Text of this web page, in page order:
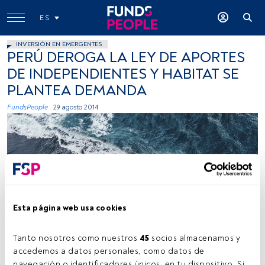
Esta página web usa cookies
Tanto nosotros como nuestros 45 socios almacenamos y
accedemos a datos personales, como datos de
ES
INVERSIÓN EN EMERGENTES
PERÚ DEROGA LA LEY DE APORTES
DE INDEPENDIENTES Y HABITAT SE
PLANTEA DEMANDA
FundsPeople . 29 agosto 2014
Kamil Molendys, Unsplash
Tiempo lectura: 2 min.